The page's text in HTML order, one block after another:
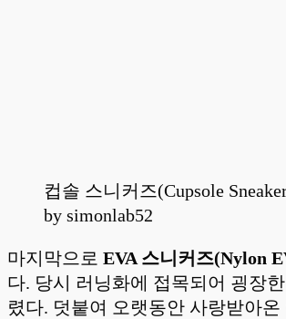
컵솔 스니커즈(Cupsole
by simonlab52
마지막으로 EVA 스니커즈(Nylon
다. 당시 러닝화에 접목되어 굉장
렸다. 덧붙여 오랫동안 사랑받아온